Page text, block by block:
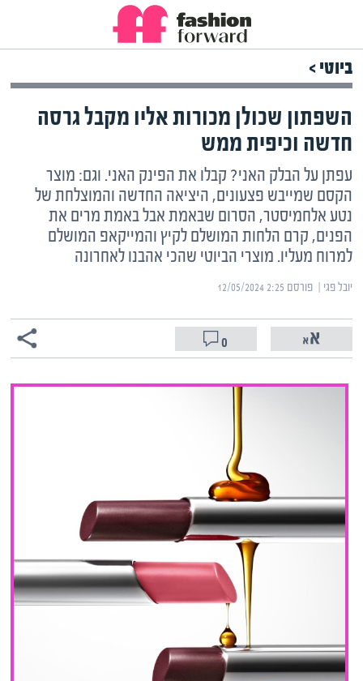
ביוטי >
השפתון שכולן מכורות אליו מקבל גרסה
חדשה וכיפית ממש
עפתן על הבלק האני? קבלו את הפינק האני. וגם: מוצר
הקסם שמייבש פצעונים, היציאה החדשה והמוצלחת של
נטע אלחמיסטר, הסרום שבאמת אבל באמת מרים את
הפנים, קרם הלחות המושלם לקיץ והמייקאפ המושלם
למרוח מעליו. מוצרי הביוטי שהכי אהבנו לאחרונה
יובל פגי | ‏פורסם ‎12/05/2024 2:25
0